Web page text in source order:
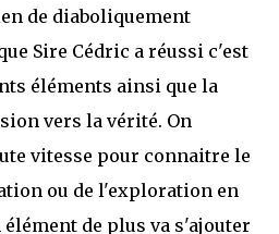
de diaboliquement
Sire Cédric a réussi c'est
éléments ainsi que la
vers la vérité. On
vitesse pour connaitre le
ou de l'exploration en
de plus va s'ajouter